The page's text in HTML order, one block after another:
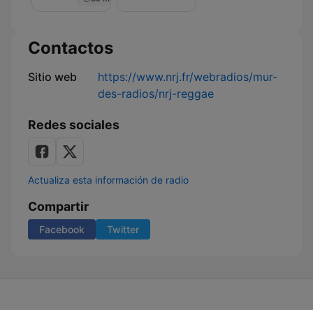
sur
NRJ
Contactos
Sitio web
https://www.nrj.fr/webradios/mur-
des-radios/nrj-reggae
Redes sociales
Actualiza esta información de radio
Compartir
Facebook Twitter